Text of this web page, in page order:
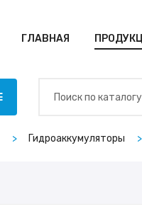
ГЛАВНАЯ
Гидроаккумуляторы